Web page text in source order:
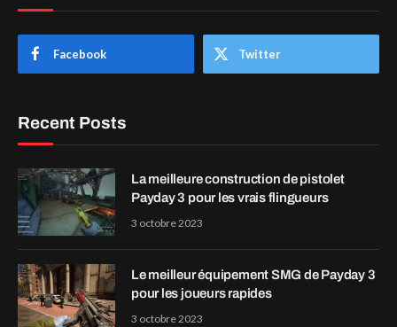
Facebook Twitter
Recent Posts
La meilleure construction de pistolet
Payday 3 pour les vrais flingueurs
3 octobre 2023
Le meilleur équipement SMG de Payday 3
pour les joueurs rapides
3 octobre 2023